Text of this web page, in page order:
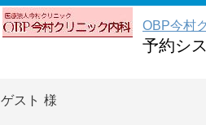
OBP今村
予約シ
ゲスト 様